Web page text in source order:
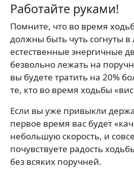
Работайте руками!
Помните, что во время
должны быть чуть согнуты в
естественные энергичные
безвольно лежать на
вы будете тратить на 20%
те, кто во время ходьбы
Если вы уже привыкли
первое время вас будет
небольшую скорость, и
почувствуете радость
без всяких поручней.